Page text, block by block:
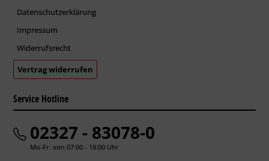
Datenschutzerklärung
Impressum
Widerrufsrecht
Vertrag widerrufen
Service Hotline
02327 - 83078-0
Mo-Fr. von 07:00 - 18:00 Uhr